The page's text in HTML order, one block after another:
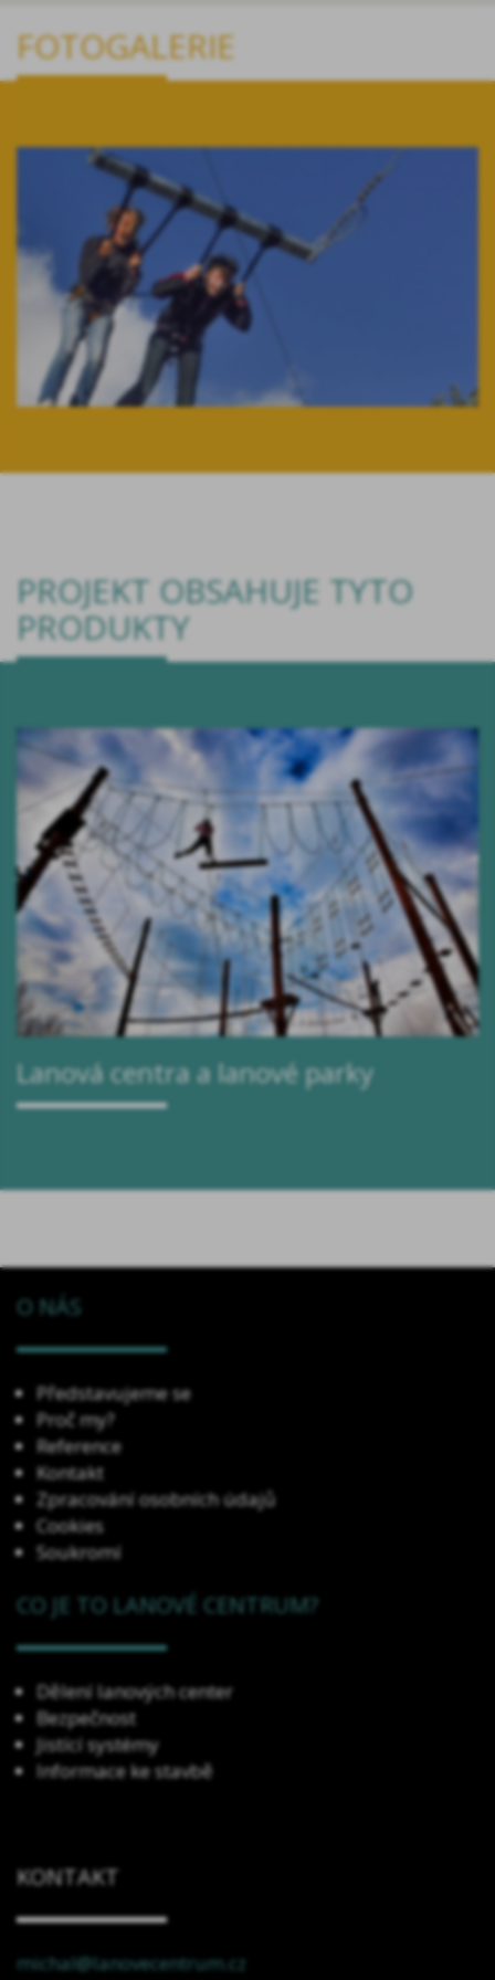
FOTOGALERIE
PROJEKT OBSAHUJE TYTO
PRODUKTY
Lanová centra a lanové parky
O NÁS
Představujeme se
Proč my?
Reference
Kontakt
Zpracování osobních údajů
Cookies
Soukromí
CO JE TO LANOVÉ CENTRUM?
Dělení lanových center
Bezpečnost
Jistící systémy
Informace ke stavbě
KONTAKT
michal@lanovecentrum.cz